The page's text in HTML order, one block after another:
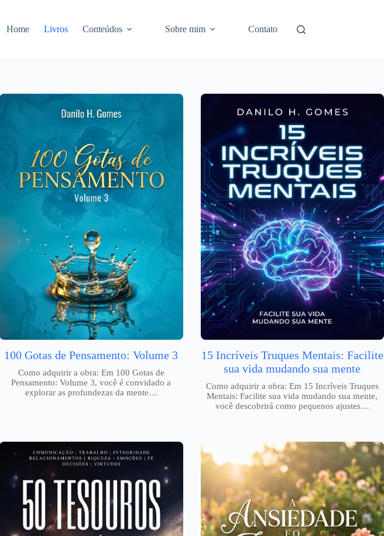
Home Livros Conteúdos Sobre mim Contato
100 Gotas de Pensamento: Volume 3
Como adquirir a obra: Em 100 Gotas de
Pensamento: Volume 3, você é convidado a
explorar as profundezas da mente…
15 Incríveis Truques Mentais: Facilite
sua vida mudando sua mente
Como adquirir a obra: Em 15 Incríveis Truques
Mentais: Facilite sua vida mudando sua mente,
você descobrirá como pequenos ajustes…